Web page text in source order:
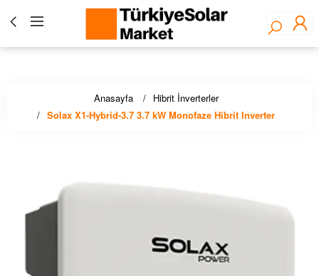
Türkiye Solar Market - Fronius Yetkili Bayisi ☀️ Solar
Panel, İnverter, Lityum Pil, EV Şarj Çözümleri - Stoktan
Hızlı Teslimat!
Anasayfa
Hibrit İnverterler
Solax X1-Hybrid-3.7 3.7 kW Monofaze Hibrit Inverter